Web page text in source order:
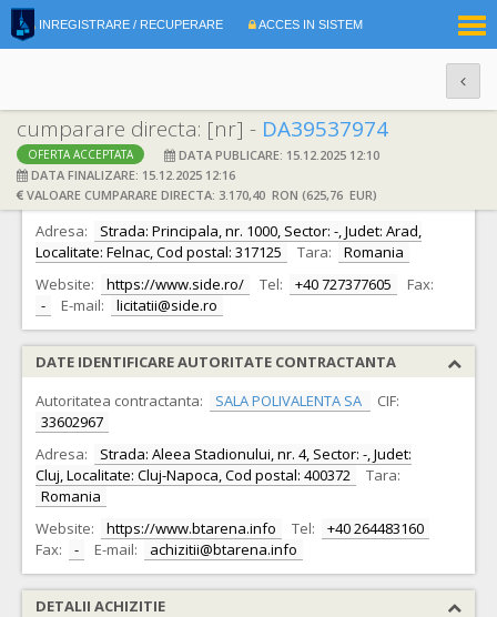
INREGISTRARE / RECUPERARE ACCES IN SISTEM
cumparare directa: [nr] - DA39537974
OFERTA ACCEPTATA
DATA PUBLICARE: 15.12.2025 12:10
DATA FINALIZARE: 15.12.2025 12:16
VALOARE CUMPARARE DIRECTA: 3.170,40 RON (625,76 EUR)
DATE IDENTIFICARE OFERTANT
Ofertant: S.C. SIDE GRUP S.R.L. S.R.L. CIF: 15216895
Adresa:
Strada: Principala, nr. 1000, Sector: -, Judet: Arad,
Localitate: Felnac, Cod postal: 317125
Tara:
Romania
Website:
https://www.side.ro/ Tel: +40 727377605
Fax:
-
E-mail: licitatii@side.ro
DATE IDENTIFICARE AUTORITATE CONTRACTANTA
Autoritatea contractanta:
SALA POLIVALENTA SA
CIF:
33602967
Adresa:
Strada: Aleea Stadionului, nr. 4, Sector: -, Judet:
Cluj, Localitate: Cluj-Napoca, Cod postal: 400372
Tara:
Romania
Website:
https://www.btarena.info Tel:
+40 264483160
Fax:
- E-mail: achizitii@btarena.info
DETALII ACHIZITIE